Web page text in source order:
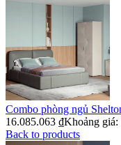
Combo phòng ngủ
16.085.063 ₫Khoảng giá:
Back to products